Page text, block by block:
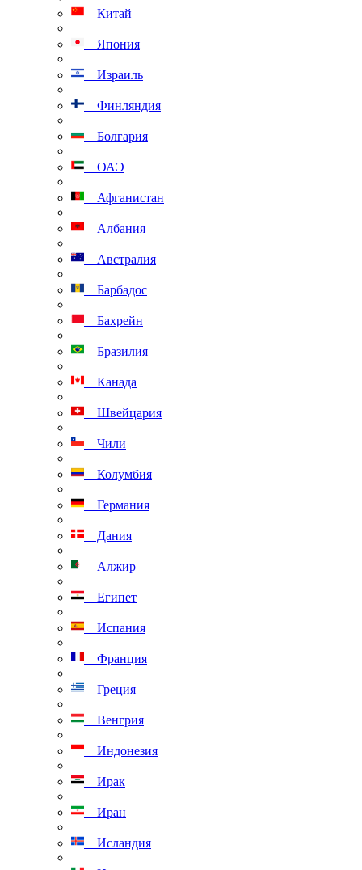
Китай
Япония
Израиль
Финляндия
Болгария
ОАЭ
Афганистан
Албания
Австралия
Барбадос
Бахрейн
Бразилия
Канада
Швейцария
Чили
Колумбия
Германия
Дания
Алжир
Египет
Испания
Франция
Греция
Венгрия
Индонезия
Ирак
Иран
Исландия